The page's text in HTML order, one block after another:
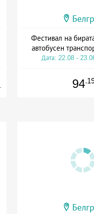
Фестивал на
автобусен
Дата: 22.08 -
94